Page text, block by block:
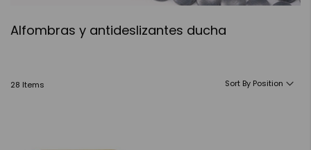
Alfombras y antideslizantes ducha
28 Items Sort By